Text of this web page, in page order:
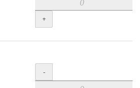
+
Menge
-